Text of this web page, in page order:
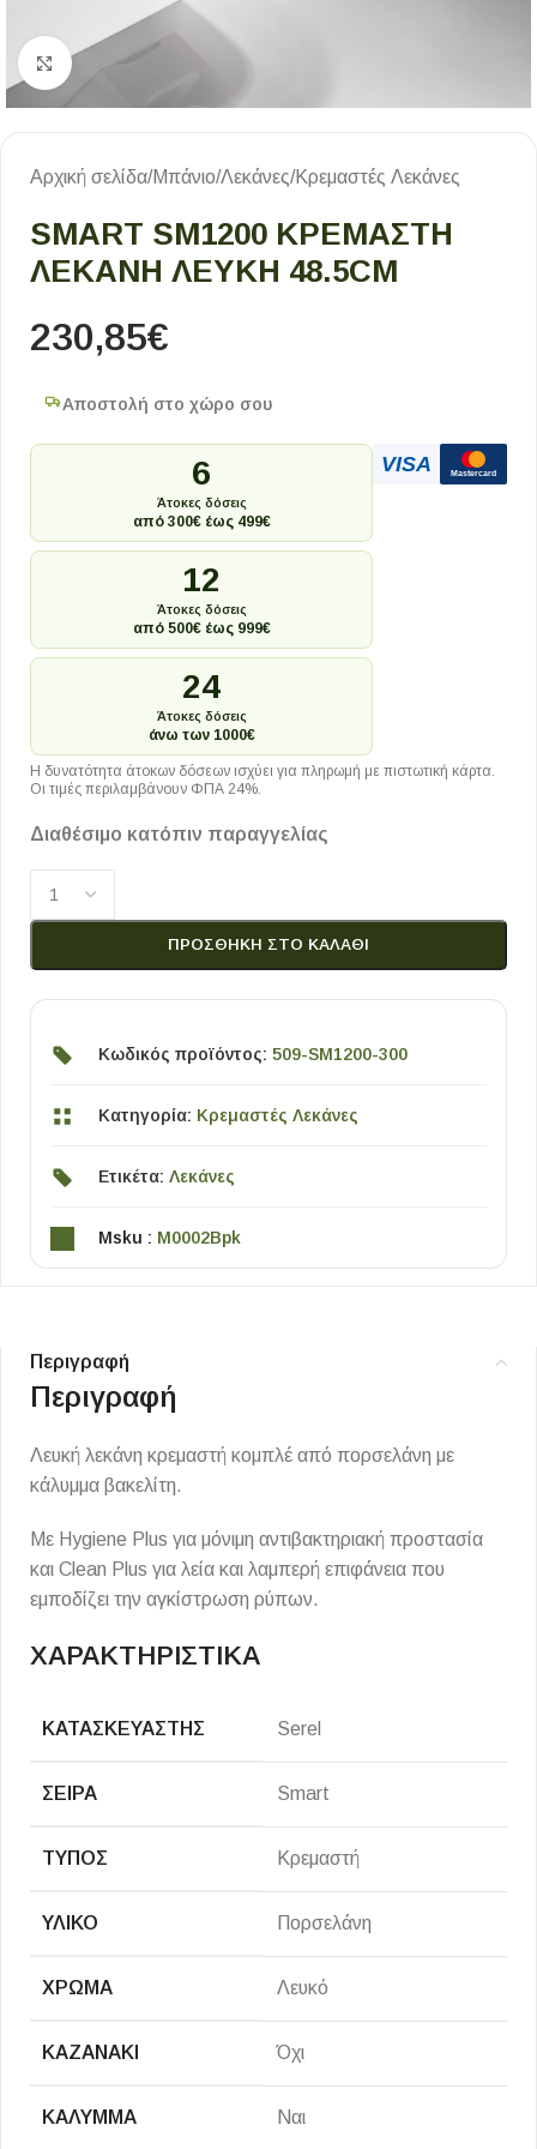
Κλικ για μεγέθυνση
Αρχική σελίδα/Μπάνιο/Λεκάνες/Κρεμαστές Λεκάνες
SMART SM1200 ΚΡΕΜΑΣΤΗ
ΛΕΚΑΝΗ ΛΕΥΚΗ 48.5CM
230,85€
Αποστολή στο χώρο σου
6
Άτοκες δόσεις
από 300€ έως 499€
12
Άτοκες δόσεις
από 500€ έως 999€
24
Άτοκες δόσεις
άνω των 1000€
VISA Mastercard
Η δυνατότητα άτοκων δόσεων ισχύει για πληρωμή με πιστωτική κάρτα.
Οι τιμές περιλαμβάνουν ΦΠΑ 24%.
Διαθέσιμο κατόπιν παραγγελίας
ΠΡΟΣΘΉΚΗ ΣΤΟ ΚΑΛΆΘΙ
Κωδικός προϊόντος: 509-SM1200-300
Κατηγορία: Κρεμαστές Λεκάνες
Ετικέτα: Λεκάνες
Msku : M0002Bpk
Περιγραφή
Περιγραφή
Λευκή λεκάνη κρεμαστή κομπλέ από πορσελάνη με
κάλυμμα βακελίτη.
Με Hygiene Plus για μόνιμη αντιβακτηριακή προστασία
και Clean Plus για λεία και λαμπερή επιφάνεια που
εμποδίζει την αγκίστρωση ρύπων.
ΧΑΡΑΚΤΗΡΙΣΤΙΚΑ
ΚΑΤΑΣΚΕΥΑΣΤΉΣ Serel
ΣΕΙΡΆ Smart
ΤΎΠΟΣ Κρεμαστή
ΥΛΙΚΌ Πορσελάνη
ΧΡΏΜΑ Λευκό
ΚΑΖΑΝΆΚΙ Όχι
ΚΆΛΥΜΜΑ Ναι